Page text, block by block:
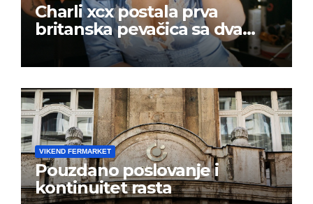
Charli xcx postala prva
britanska pevačica sa dva
albuma na prvom mestu u
istoj kalendarskoj godini
VIKEND FERMARKET
Pouzdano poslovanje i
kontinuitet rasta